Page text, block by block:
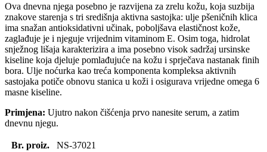
Ova dnevna njega posebno je razvijena za zrelu kožu, koja suzbija
znakove starenja s tri središnja aktivna sastojka: ulje pšeničnih klica
ima snažan antioksidativni učinak, poboljšava elastičnost kože,
zaglađuje je i njeguje vrijednim vitaminom E. Osim toga, hidrolat
snježnog lišaja karakterizira a ima posebno visok sadržaj ursinske
kiseline koja djeluje pomlađujuće na kožu i sprječava nastanak finih
bora. Ulje noćurka kao treća komponenta kompleksa aktivnih
sastojaka potiče obnovu stanica u koži i osigurava vrijedne omega 6
masne kiseline.
Primjena: Ujutro nakon čišćenja prvo nanesite serum, a zatim
dnevnu njegu.
Br. proiz.
NS-37021